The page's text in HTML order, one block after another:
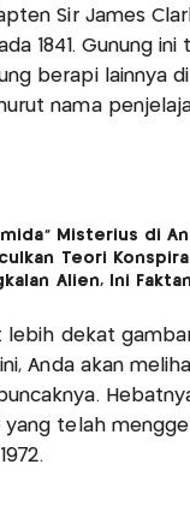
Sir James
1841. Gunung
berapi lainnya di
nama
Misterius di
Teori
Alien, Ini
lebih dekat
Anda akan
yang telah